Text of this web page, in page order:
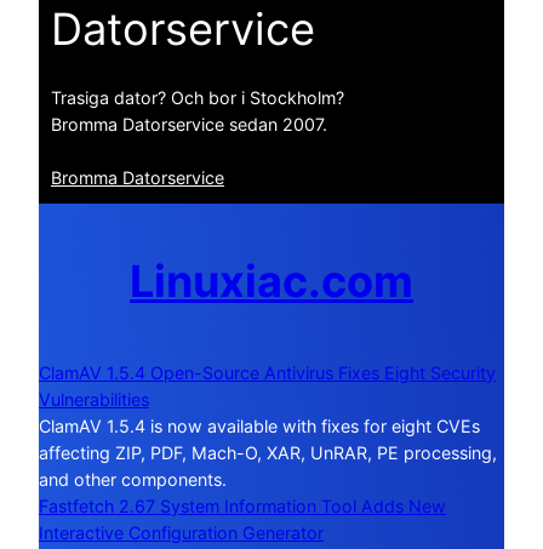
Datorservice
Trasiga dator? Och bor i Stockholm?
Bromma Datorservice sedan 2007.
Bromma Datorservice
Linuxiac.com
ClamAV 1.5.4 Open-Source Antivirus Fixes Eight Security
Vulnerabilities
ClamAV 1.5.4 is now available with fixes for eight CVEs
affecting ZIP, PDF, Mach-O, XAR, UnRAR, PE processing,
and other components.
Fastfetch 2.67 System Information Tool Adds New
Interactive Configuration Generator